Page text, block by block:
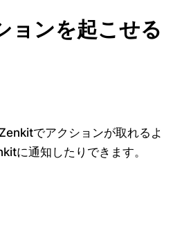
ョンを起こせる
でアクションが取れるよ
に通知したりできます。